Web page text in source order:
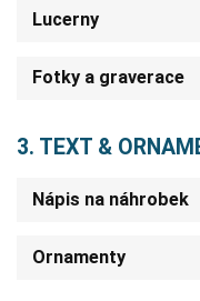
Lucerny
Fotky a graverace
3. TEXT &
Nápis na náhrobek
Ornamenty